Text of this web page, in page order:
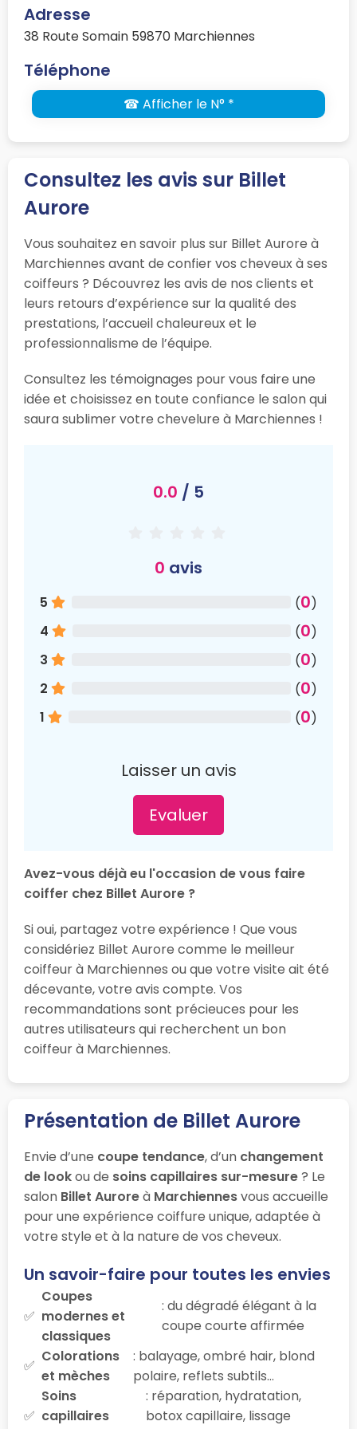
Adresse
38 Route Somain 59870 Marchiennes
Téléphone
☎ Afficher le N° *
Consultez les avis sur Billet
Aurore
Vous souhaitez en savoir plus sur Billet Aurore à
Marchiennes avant de confier vos cheveux à ses
coiffeurs ? Découvrez les avis de nos clients et
leurs retours d’expérience sur la qualité des
prestations, l’accueil chaleureux et le
professionnalisme de l’équipe.
Consultez les témoignages pour vous faire une
idée et choisissez en toute confiance le salon qui
saura sublimer votre chevelure à Marchiennes !
0.0 / 5
0 avis
5 (0)
4
(0)
3
(0)
2
(0)
1
(0)
Laisser un avis
Evaluer
Avez-vous déjà eu l'occasion de vous faire
coiffer chez Billet Aurore ?
Si oui, partagez votre expérience ! Que vous
considériez Billet Aurore comme le meilleur
coiffeur à Marchiennes ou que votre visite ait été
décevante, votre avis compte. Vos
recommandations sont précieuces pour les
autres utilisateurs qui recherchent un bon
coiffeur à Marchiennes.
Présentation de Billet Aurore
Envie d’une coupe tendance, d’un changement
de lookou de soins capillaires sur-mesure? Le
salon Billet Auroreà Marchiennesvous accueille
pour une expérience coiffure unique, adaptée à
votre style et à la nature de vos cheveux.
Un savoir-faire pour toutes les envies
Coupes
modernes et
classiques
: du dégradé élégant à la
coupe courte affirmée
Colorations
et mèches
: balayage, ombré hair, blond
polaire, reflets subtils…
Soins
capillaires
: réparation, hydratation,
botox capillaire, lissage